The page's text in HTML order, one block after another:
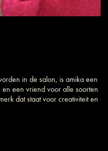
in de salon, is amika een
een vriend voor alle soorten
dat staat voor creativiteit en